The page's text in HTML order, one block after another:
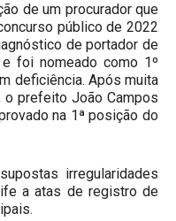
de um procurador que
público de 2022
de portador de
foi nomeado como 1º
deficiência. Após muita
o prefeito João Campos
na 1ª posição do
irregularidades
a atas de registro de